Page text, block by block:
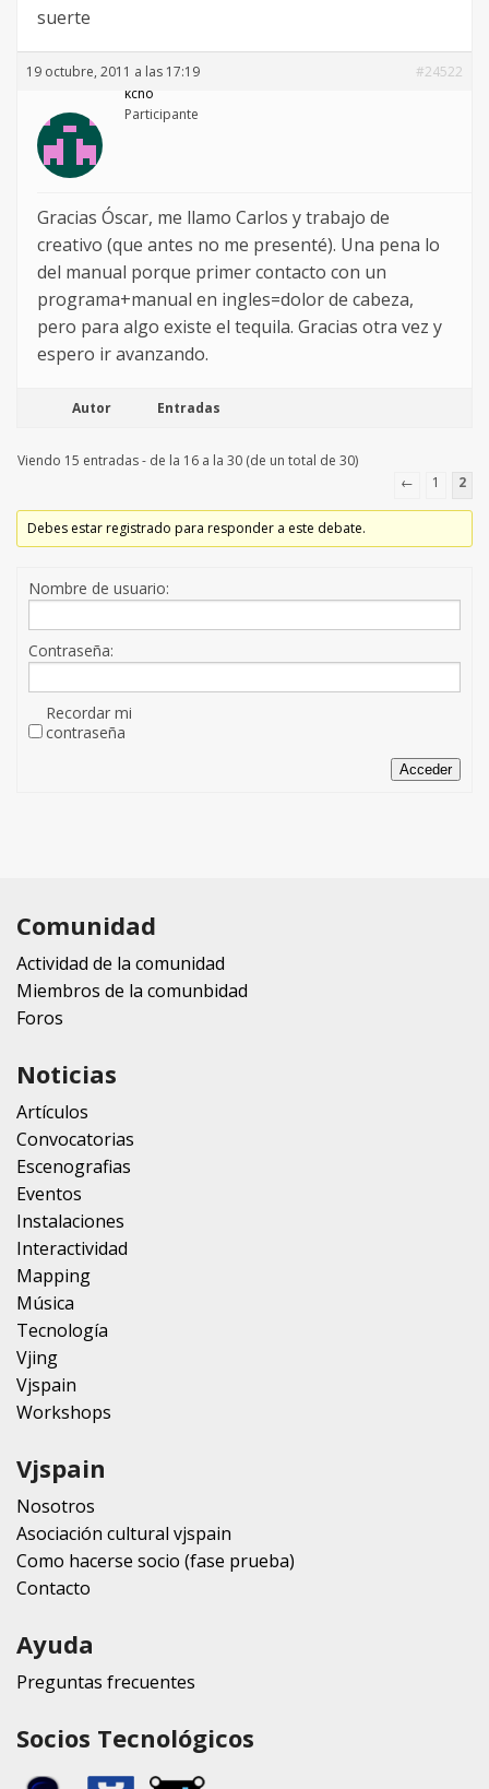
suerte
19 octubre, 2011 a las 17:19
#24522
kcho
Participante
Gracias Óscar, me llamo Carlos y trabajo de
creativo (que antes no me presenté). Una pena lo
del manual porque primer contacto con un
programa+manual en ingles=dolor de cabeza,
pero para algo existe el tequila. Gracias otra vez y
espero ir avanzando.
Autor Entradas
Viendo 15 entradas - de la 16 a la 30 (de un total de 30)
←
1 2
Debes estar registrado para responder a este debate.
Nombre de usuario:
Contraseña:
Recordar mi
contraseña
Acceder
Comunidad
Actividad de la comunidad
Miembros de la comunbidad
Foros
Noticias
Artículos
Convocatorias
Escenografias
Eventos
Instalaciones
Interactividad
Mapping
Música
Tecnología
Vjing
Vjspain
Workshops
Vjspain
Nosotros
Asociación cultural vjspain
Como hacerse socio (fase prueba)
Contacto
Ayuda
Preguntas frecuentes
Socios Tecnológicos